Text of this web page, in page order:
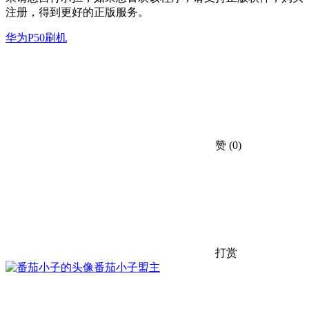
注册，得到更好的正版服务。
华为P50刷机
赞 (0)
打赏
番茄小子盟主